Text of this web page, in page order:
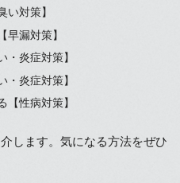
い対策】
早漏対策】
・炎症対策】
・炎症対策】
【性病対策】
します。気になる方法をぜひ